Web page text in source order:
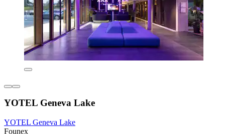
YOTEL Geneva Lake
YOTEL Geneva Lake
Founex